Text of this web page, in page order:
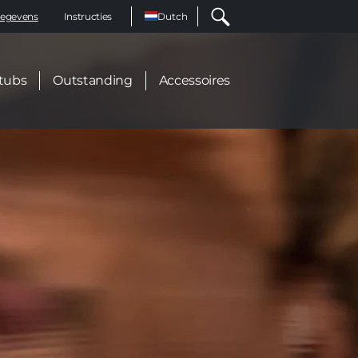
Instructies
Select
your
Outstanding Accessoires